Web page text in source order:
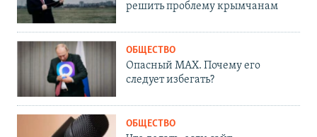
решить проблему крымчанам
ОБЩЕСТВО
Опасный MAX. Почему его
следует избегать?
ОБЩЕСТВО